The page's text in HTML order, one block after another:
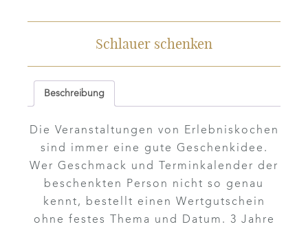
Schlauer schenken
Beschreibung
Die Veranstaltungen von Erlebniskochen
sind immer eine gute Geschenkidee.
Wer Geschmack und Terminkalender der
beschenkten Person nicht so genau
kennt, bestellt einen Wertgutschein
ohne festes Thema und Datum. 3 Jahre